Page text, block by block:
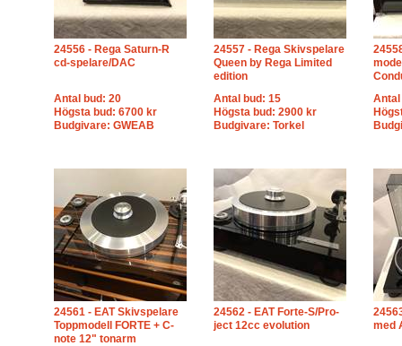
24556 - Rega Saturn-R
cd-spelare/DAC
Antal bud: 20
Högsta bud: 6700 kr
Budgivare: GWEAB
24557 - Rega Skivspelare
Queen by Rega Limited
edition
Antal bud: 15
Högsta bud: 2900 kr
Budgivare: Torkel
Antal
24561 - EAT Skivspelare
Toppmodell FORTE + C-
note 12" tonarm
24562 - EAT Forte-S/Pro-
ject 12cc evolution
med